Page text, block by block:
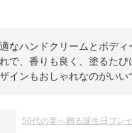
なハンドクリームとボデ
で、香りも良く、塗るた
インもおしゃれなのがいい
50代の妻へ贈る誕生日プレ